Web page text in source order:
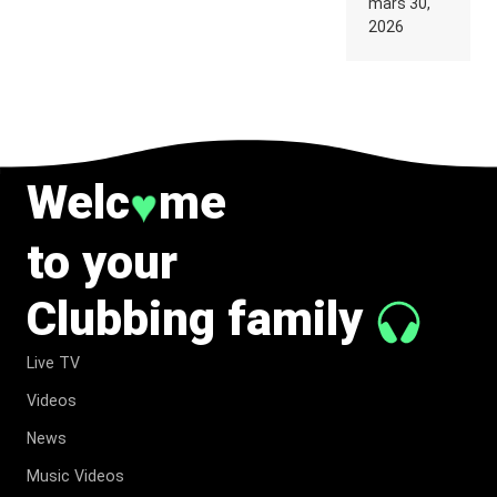
MAFIA
CHARGÉ
2026
Welc♥me
to your
Clubbing family
Live TV
Videos
News
Music Videos